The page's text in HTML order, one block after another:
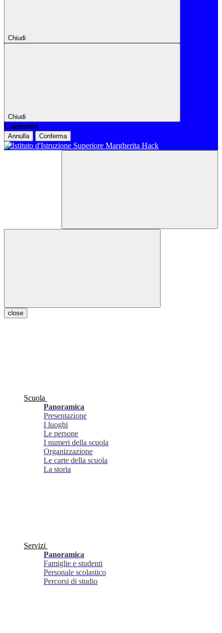
Chiudi
Chiudi
Conferma
Annulla Conferma
close
Scuola
Panoramica
Presentazione
I luoghi
Le persone
I numeri della scuola
Organizzazione
Le carte della scuola
La storia
Servizi
Panoramica
Famiglie e studenti
Personale scolastico
Percorsi di studio